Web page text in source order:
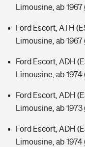
Sie haben Fragen?
Limousine, ab 1967
Ford Escort, ATH
Limousine, ab 1967
Ford Escort, ADH
Limousine, ab 1974
Ford Escort, ADH
Limousine, ab 1973
Ford Escort, ADH
Limousine, ab 1974